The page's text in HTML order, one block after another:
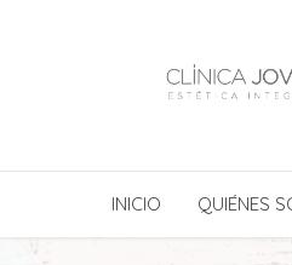
INICIO QUIÉNES